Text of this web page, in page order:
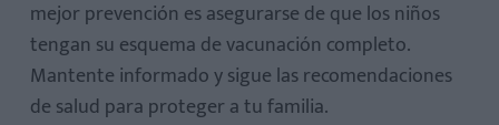
mejor prevención es asegurarse de que los niños
tengan su esquema de vacunación completo.
Mantente informado y sigue las recomendaciones
de salud para proteger a tu familia.